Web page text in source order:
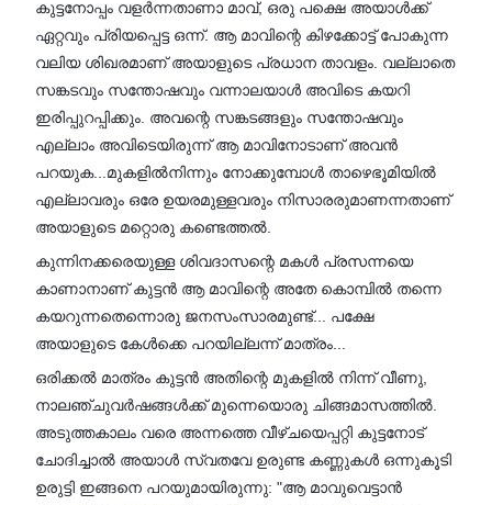
കുട്ടനോപ്പം വളർന്നതാണാ മാവ്, ഒരു പക്ഷെ അയാൾക്ക്
ഏറ്റവും പ്രിയപ്പെട്ട ഒന്ന്. ആ മാവിന്റെ കിഴക്കോട്ട് പോകുന്ന
വലിയ ശിഖരമാണ് അയാളുടെ പ്രധാന താവളം. വല്ലാതെ
സങ്കടവും സന്തോഷവും വന്നാലയാൾ അവിടെ കയറി
ഇരിപ്പുറപ്പിക്കും. അവന്റെ സങ്കടങ്ങളും സന്തോഷവും
എല്ലാം അവിടെയിരുന്ന് ആ മാവിനോടാണ് അവൻ
പറയുക...മുകളിൽനിന്നും നോക്കുമ്പോൾ താഴെഭൂമിയിൽ
എല്ലാവരും ഒരേ ഉയരമുള്ളവരും നിസാരരുമാണന്നതാണ്
അയാളുടെ മറ്റൊരു കണ്ടെത്തൽ.
കുന്നിനക്കരെയുള്ള ശിവദാസന്റെ മകൾ പ്രസന്നയെ
കാണാനാണ് കുട്ടൻ ആ മാവിന്റെ അതേ കൊമ്പിൽ തന്നെ
കയറുന്നതെന്നൊരു ജനസംസാരമുണ്ട്... പക്ഷേ
അയാളുടെ കേൾക്കെ പറയില്ലന്ന് മാത്രം...
ഒരിക്കൽ മാത്രം കുട്ടൻ അതിന്റെ മുകളിൽ നിന്ന് വീണു,
നാലഞ്ചുവർഷങ്ങൾക്ക് മുന്നെയൊരു ചിങ്ങമാസത്തിൽ.
അടുത്തകാലം വരെ അന്നത്തെ വീഴ്ചയെപ്പറ്റി കുട്ടനോട്
ചോദിച്ചാൽ അയാൾ സ്വതവേ ഉരുണ്ട കണ്ണുകൾ ഒന്നുകൂടി
ഉരുട്ടി ഇങ്ങനെ പറയുമായിരുന്നു: "ആ മാവുവെട്ടാൻ